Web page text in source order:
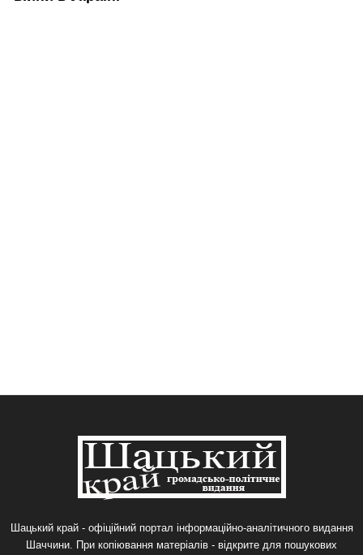
Шацький край - офіційний портал інформаційно-аналітичного видання
Шаччини. При копіювання матеріалів - відкрите для пошукових